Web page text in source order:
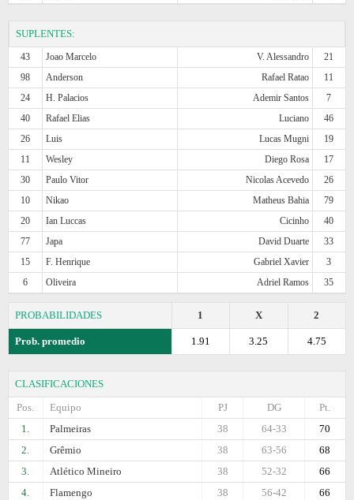
SUPLENTES:
43 Joao Marcelo V. Alessandro
21
98
Anderson Rafael Ratao
11
24
H. Palacios Ademir Santos
7
40
Rafael Elias Luciano
46
26
Luis Lucas Mugni
19
11
Wesley Diego Rosa
17
30
Paulo Vitor Nicolas Acevedo
26
10
Nikao Matheus Bahia
79
20
Ian Luccas Cicinho
40
77
Japa David Duarte
33
15
F. Henrique Gabriel Xavier
3
6
Oliveira Adriel Ramos 35
PROBABILIDADES 2
X
1
Prob. promedio 4.75
3.25
1.91
CLASIFICACIONES
Pos.
Equipo Pt.
DG
PJ
1.
Palmeiras 70
64-33
38
2.
Grêmio 68
63-56
38
3.
Atlético Mineiro 66
52-32
38
4.
Flamengo 66
56-42
38